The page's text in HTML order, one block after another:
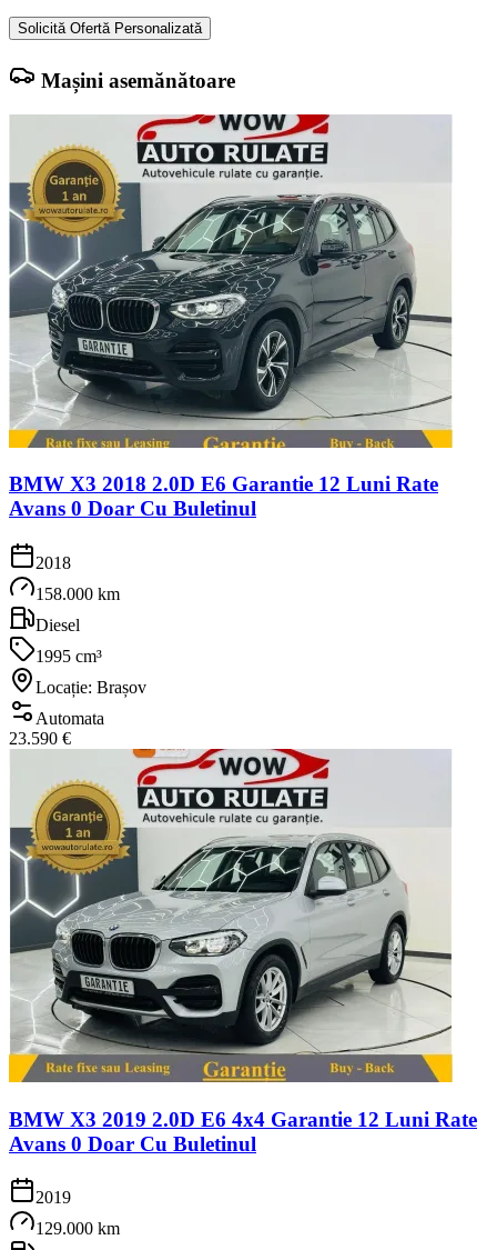
Solicită Ofertă Personalizată
Mașini asemănătoare
BMW X3 2018 2.0D E6 Garantie 12 Luni Rate
Avans 0 Doar Cu Buletinul
2018
158.000 km
Diesel
1995 cm³
Locație: Brașov
Automata
23.590 €
BMW X3 2019 2.0D E6 4x4 Garantie 12 Luni Rate
Avans 0 Doar Cu Buletinul
2019
129.000 km